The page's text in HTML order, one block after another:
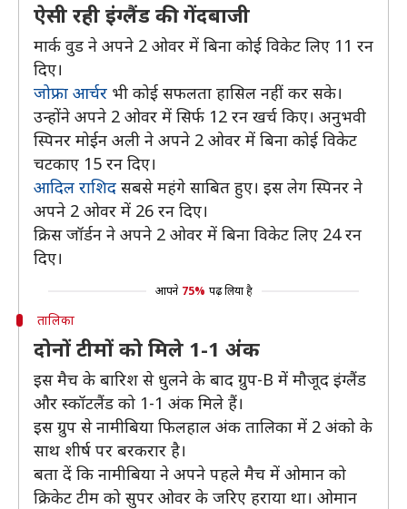
ऐसी रही इंग्लैंड की गेंदबाजी
मार्क वुड ने अपने 2 ओवर में बिना कोई विकेट लिए 11 रन
दिए।
जोफ्रा आर्चर भी कोई सफलता हासिल नहीं कर सके।
उन्होंने अपने 2 ओवर में सिर्फ 12 रन खर्च किए। अनुभवी
स्पिनर मोईन अली ने अपने 2 ओवर में बिना कोई विकेट
चटकाए 15 रन दिए।
आदिल राशिद सबसे महंगे साबित हुए। इस लेग स्पिनर ने
अपने 2 ओवर में 26 रन दिए।
क्रिस जॉर्डन ने अपने 2 ओवर में बिना विकेट लिए 24 रन
दिए।
आपने 75% पढ़ लिया है
तालिका
दोनों टीमों को मिले 1-1 अंक
इस मैच के बारिश से धुलने के बाद ग्रुप-B में मौजूद इंग्लैंड
और स्कॉटलैंड को 1-1 अंक मिले हैं।
इस ग्रुप से नामीबिया फिलहाल अंक तालिका में 2 अंको के
साथ शीर्ष पर बरकरार है।
बता दें कि नामीबिया ने अपने पहले मैच में ओमान को
क्रिकेट टीम को सुपर ओवर के जरिए हराया था। ओमान